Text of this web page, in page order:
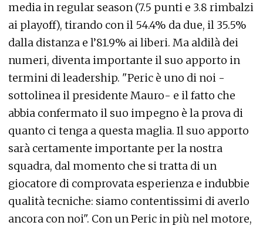
media in regular season (7.5 punti e 3.8 rimbalzi
ai playoff), tirando con il 54.4% da due, il 35.5%
dalla distanza e l’81.9% ai liberi. Ma aldilà dei
numeri, diventa importante il suo apporto in
termini di leadership. "Peric è uno di noi -
sottolinea il presidente Mauro- e il fatto che
abbia confermato il suo impegno è la prova di
quanto ci tenga a questa maglia. Il suo apporto
sarà certamente importante per la nostra
squadra, dal momento che si tratta di un
giocatore di comprovata esperienza e indubbie
qualità tecniche: siamo contentissimi di averlo
ancora con noi". Con un Peric in più nel motore,